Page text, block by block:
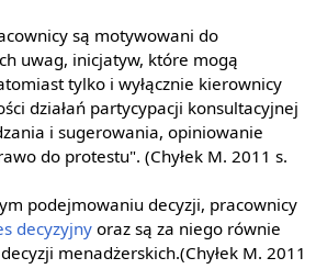
są motywowani do
uwag, inicjatyw, które mogą
tylko i wyłącznie kierownicy
działań partycypacji konsultacyjnej
i sugerowania, opiniowanie
do protestu". (Chyłek M. 2011 s.
podejmowaniu decyzji, pracownicy
decyzyjny oraz są za niego równie
menadżerskich.(Chyłek M. 2011